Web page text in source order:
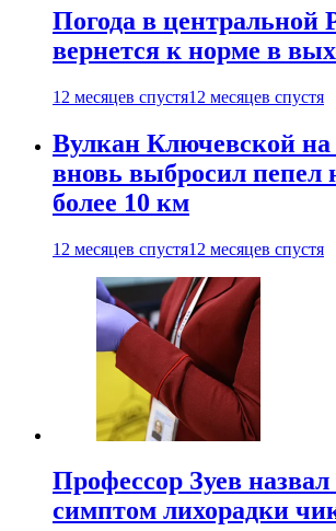
Погода в центральной
вернется к норме в
12 месяцев спустя12 месяцев спустя
Вулкан Ключевской
вновь выбросил пепел
более 10 км
12 месяцев спустя12 месяцев спустя
Профессор Зуев
симптом лихорадки